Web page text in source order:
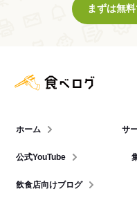
まずは無
ホーム
公式YouTube
飲食店向けブログ
サ